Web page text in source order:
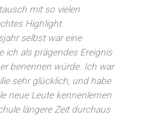
mit so vielen
Highlight.
selbst war eine
ich als prägendes Ereignis
benennen würde. Ich war
sehr glücklich, und habe
neue Leute kennenlernen
längere Zeit durchaus